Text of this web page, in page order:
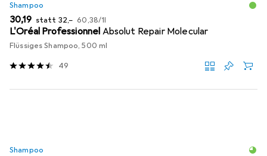
Shampoo
EUR
30,19 statt EUR
32,– EUR
60,38/1l
L'Oréal Professionnel Absolut Repair Molecular
Flüssiges Shampoo, 500 ml
49
Shampoo